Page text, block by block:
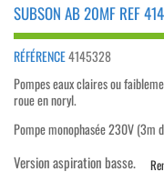
SUBSON AB 20MF REF
RÉFÉRENCE4145328
Pompes eaux claires ou
roue en noryl.
Pompe monophasée 230V (3m
Version aspiration basse.